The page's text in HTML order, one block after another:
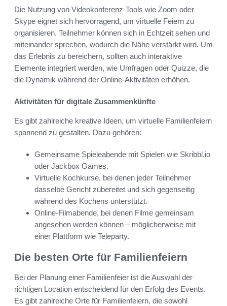
Die Nutzung von Videokonferenz-Tools wie Zoom oder
Skype eignet sich hervorragend, um virtuelle Feiern zu
organisieren. Teilnehmer können sich in Echtzeit sehen und
miteinander sprechen, wodurch die Nähe verstärkt wird. Um
das Erlebnis zu bereichern, sollten auch interaktive
Elemente integriert werden, wie Umfragen oder Quizze, die
die Dynamik während der Online-Aktivitäten erhöhen.
Aktivitäten für digitale Zusammenkünfte
Es gibt zahlreiche kreative Ideen, um virtuelle Familienfeiern
spannend zu gestalten. Dazu gehören:
Gemeinsame Spieleabende mit Spielen wie Skribbl.io
oder Jackbox Games.
Virtuelle Kochkurse, bei denen jeder Teilnehmer
dasselbe Gericht zubereitet und sich gegenseitig
während des Kochens unterstützt.
Online-Filmabende, bei denen Filme gemeinsam
angesehen werden können – möglicherweise mit
einer Plattform wie Teleparty.
Die besten Orte für Familienfeiern
Bei der Planung einer Familienfeier ist die Auswahl der
richtigen Location entscheidend für den Erfolg des Events.
Es gibt zahlreiche Orte für Familienfeiern, die sowohl